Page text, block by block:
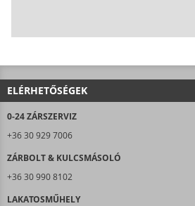
ELÉRHETŐSÉGEK
0-24 ZÁRSZERVIZ
+36 30 929 7006
ZÁRBOLT & KULCSMÁSOLÓ
+36 30 990 8102
LAKATOSMŰHELY